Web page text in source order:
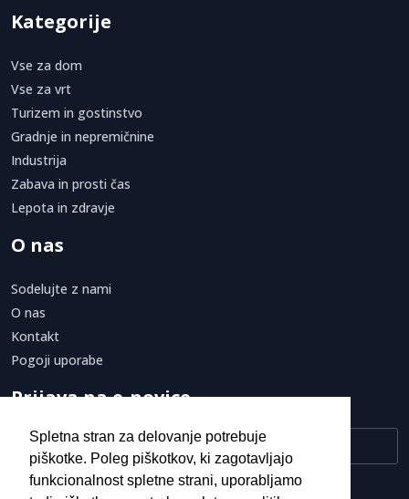
Spletna stran za delovanje potrebuje
piškotke. Poleg piškotkov, ki zagotavljajo
funkcionalnost spletne strani, uporabljamo
Kategorije
Vse za dom
Vse za vrt
Turizem in gostinstvo
Gradnje in nepremičnine
Industrija
Zabava in prosti čas
Lepota in zdravje
O nas
Sodelujte z nami
O nas
Kontakt
Pogoji uporabe
Prijava na e-novice
Strinjam se s pogoji uporabe.